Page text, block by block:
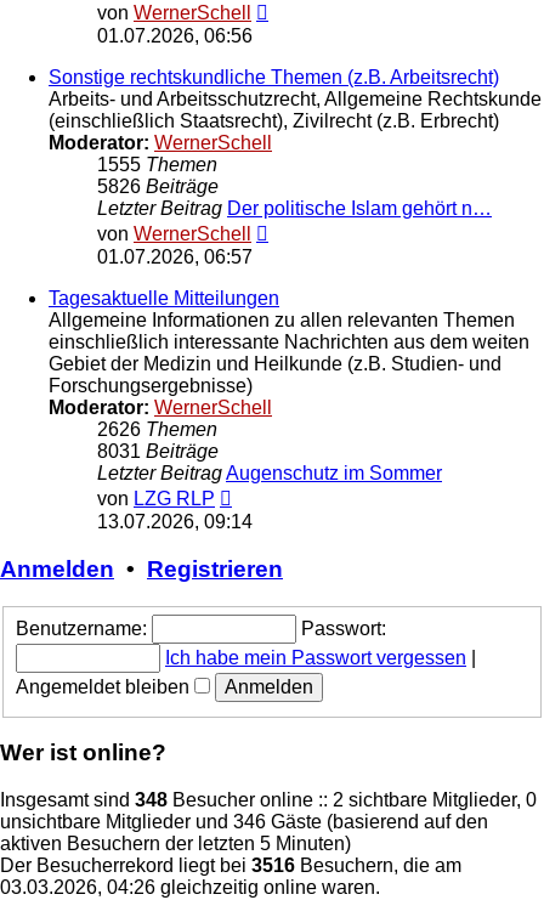
von WernerSchell
01.07.2026, 06:56
Sonstige rechtskundliche Themen (z.B. Arbeitsrecht)
Arbeits- und Arbeitsschutzrecht, Allgemeine Rechtskunde
(einschließlich Staatsrecht), Zivilrecht (z.B. Erbrecht)
Moderator: WernerSchell
1555 Themen
5826 Beiträge
Letzter Beitrag Der politische Islam gehört n…
von WernerSchell
01.07.2026, 06:57
Tagesaktuelle Mitteilungen
Allgemeine Informationen zu allen relevanten Themen
einschließlich interessante Nachrichten aus dem weiten
Gebiet der Medizin und Heilkunde (z.B. Studien- und
Forschungsergebnisse)
Moderator: WernerSchell
2626 Themen
8031 Beiträge
Letzter BeitragAugenschutz im Sommer
von LZG RLP
Beitrag
13.07.2026, 09:14
Anmelden • Registrieren
Benutzername:
Passwort:
Ich habe mein Passwort vergessen
Angemeldet bleiben
Wer ist online?
Insgesamt sind 348 Besucher online :: 2 sichtbare Mitglieder, 0
unsichtbare Mitglieder und 346 Gäste (basierend auf den
aktiven Besuchern der letzten 5 Minuten)
Der Besucherrekord liegt bei 3516 Besuchern, die am
03.03.2026, 04:26 gleichzeitig online waren.